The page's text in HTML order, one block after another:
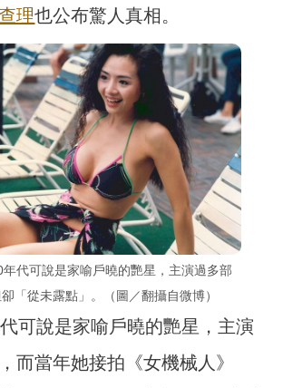
理也公布驚人真相。
代可說是家喻戶曉的艷星，主演過多部
「從未露點」。（圖／翻攝自微博）
可說是家喻戶曉的艷星，主演
而當年她接拍《女機械人》